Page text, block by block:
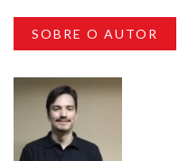
SOBRE O AUTOR